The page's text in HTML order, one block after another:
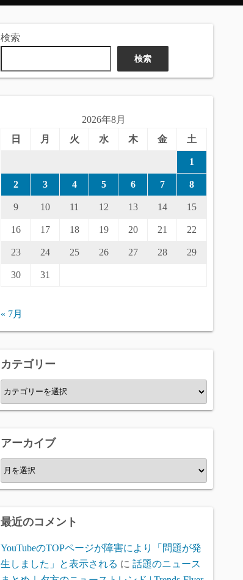
検索
検索
2026年8月
日
月 火 水 木 金 土
1
2 3 4 5 6 7 8
9 10 11 12 13 14 15
16 17 18 19 20 21 22
23 24 25 26 27 28 29
30 31
« 7月
カテゴリー
カ
テ
ー
アーカイブ
ア
ー
ブ
最近のコメント
YouTubeのTOPページが障害により「問題が発
生しました」と表示される に 話題のニュース